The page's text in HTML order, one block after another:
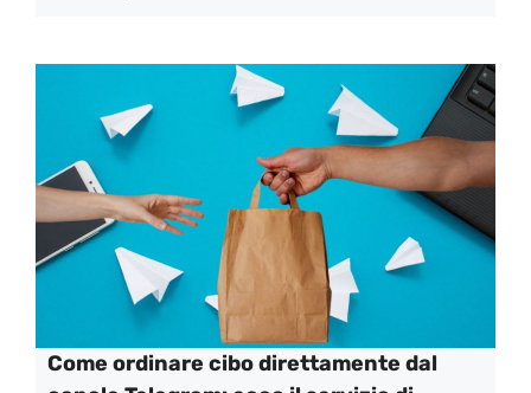
Come ordinare cibo direttamente dal